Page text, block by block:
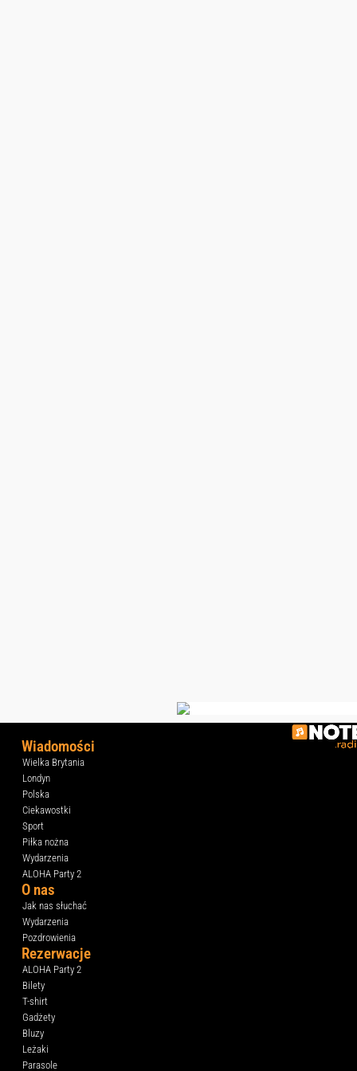
Wiadomości
Wielka Brytania
Londyn
Polska
Ciekawostki
Sport
Piłka nożna
Wydarzenia
ALOHA Party 2
O nas
Jak nas słuchać
Wydarzenia
Pozdrowienia
Rezerwacje
ALOHA Party 2
Bilety
T-shirt
Gadżety
Bluzy
Leżaki
Parasole